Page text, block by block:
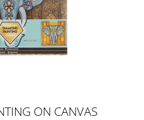
ON CANVAS